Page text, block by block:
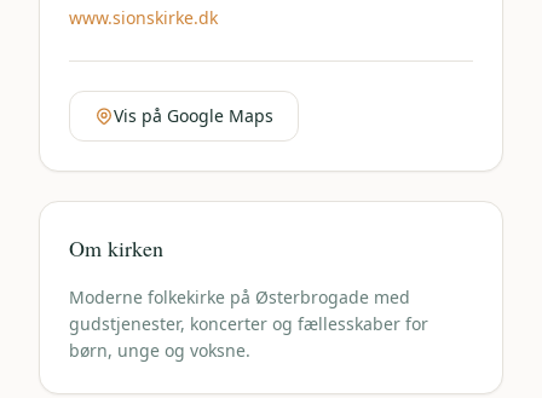
www.sionskirke.dk
Vis på Google Maps
Om kirken
Moderne folkekirke på Østerbrogade med
gudstjenester, koncerter og fællesskaber for
børn, unge og voksne.